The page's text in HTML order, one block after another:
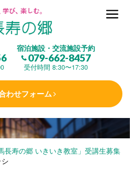
宿泊施設・交流施設予約
079-662-8457
受付時間 8:30〜17:30
わせフォーム
長寿の郷 いきいき教室」受講生募集